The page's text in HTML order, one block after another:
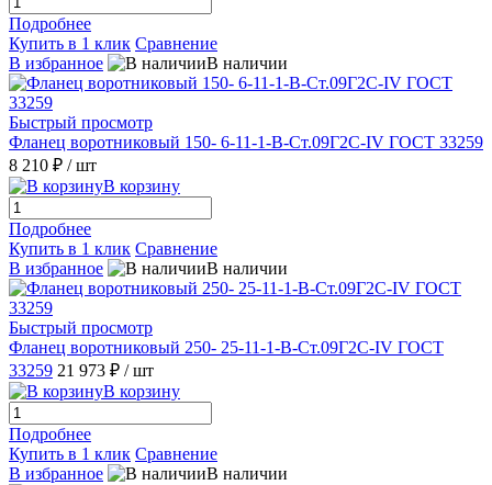
Подробнее
Купить в 1 клик Сравнение
В избранное
В наличии
Быстрый просмотр
Фланец воротниковый 150- 6-11-1-B-Ст.09Г2С-IV ГОСТ 33259
8 210 ₽ / шт
В корзину
Подробнее
Купить в 1 клик Сравнение
В избранное
В наличии
Быстрый просмотр
Фланец воротниковый 250- 25-11-1-B-Ст.09Г2С-IV ГОСТ
33259 21 973 ₽ / шт
В корзину
Подробнее
Купить в 1 клик Сравнение
В избранное
В наличии